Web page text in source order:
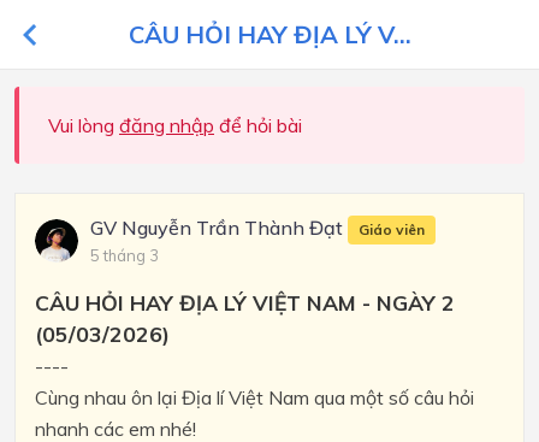
CÂU HỎI HAY ĐỊA LÝ V...
Vui lòng đăng nhập để hỏi bài
GV Nguyễn Trần Thành Đạt Giáo viên
5 tháng 3
CÂU HỎI HAY ĐỊA LÝ VIỆT NAM - NGÀY 2
(05/03/2026)
----
Cùng nhau ôn lại Địa lí Việt Nam qua một số câu hỏi
nhanh các em nhé!